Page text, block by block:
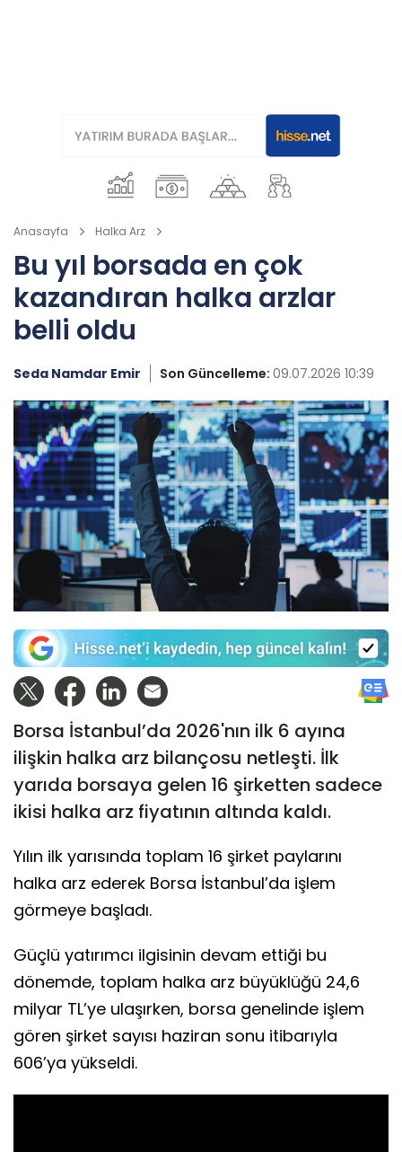
Anasayfa Halka Arz
Bu yıl borsada en çok
kazandıran halka arzlar
belli oldu
Seda Namdar Emir Son Güncelleme: 09.07.2026 10:39
Borsa İstanbul’da 2026'nın ilk 6 ayına
ilişkin halka arz bilançosu netleşti. İlk
yarıda borsaya gelen 16 şirketten sadece
ikisi halka arz fiyatının altında kaldı.
Yılın ilk yarısında toplam 16 şirket paylarını
halka arz ederek Borsa İstanbul’da işlem
görmeye başladı.
Güçlü yatırımcı ilgisinin devam ettiği bu
dönemde, toplam halka arz büyüklüğü 24,6
milyar TL’ye ulaşırken, borsa genelinde işlem
gören şirket sayısı haziran sonu itibarıyla
606’ya yükseldi.